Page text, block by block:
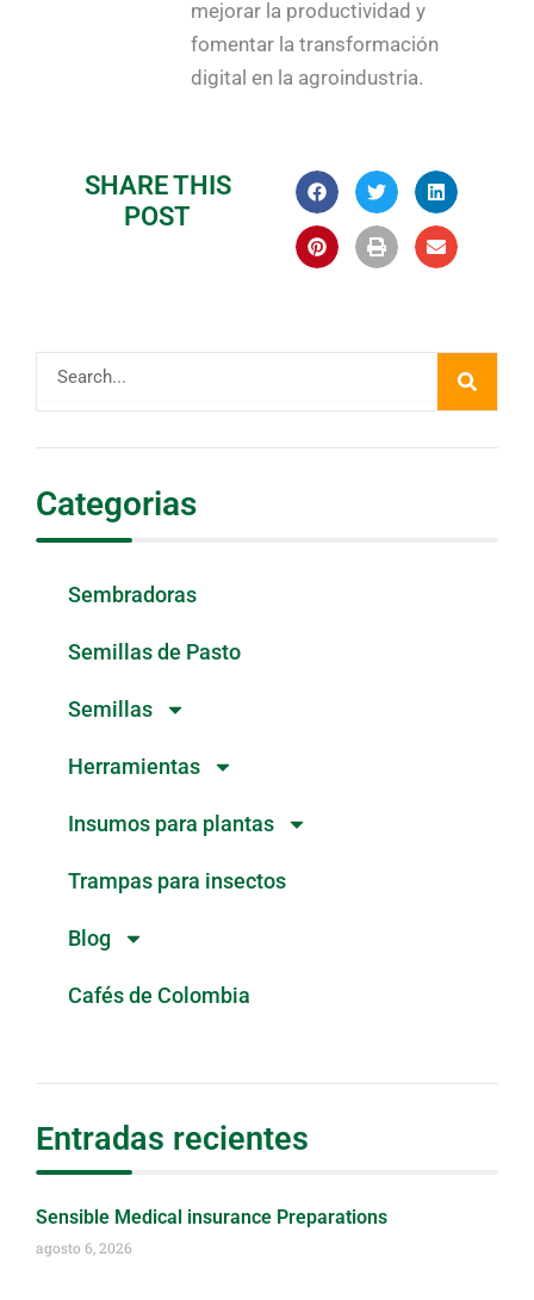
mejorar la productividad y
fomentar la transformación
digital en la agroindustria.
SHARE THIS
POST
Categorias
Sembradoras
Semillas de Pasto
Semillas
Herramientas
Insumos para plantas
Trampas para insectos
Blog
Cafés de Colombia
Entradas recientes
Sensible Medical insurance Preparations
agosto 6, 2026